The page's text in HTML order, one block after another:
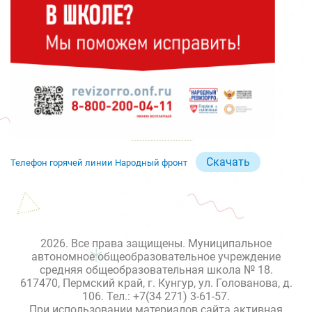
Телефон горячей линии Народный фронт Скачать
2026. Все права защищены. Муниципальное
автономное общеобразовательное учреждение
средняя общеобразовательная школа № 18.
617470, Пермский край, г. Кунгур, ул. Голованова, д.
106. Тел.: +7(34 271) 3-61-57.